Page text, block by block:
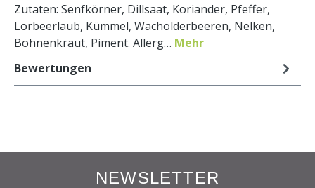
Zutaten: Senfkörner, Dillsaat, Koriander, Pfeffer,
Lorbeerlaub, Kümmel, Wacholderbeeren, Nelken,
Bohnenkraut, Piment. Allerg… Mehr
Bewertungen
NEWSLETTER